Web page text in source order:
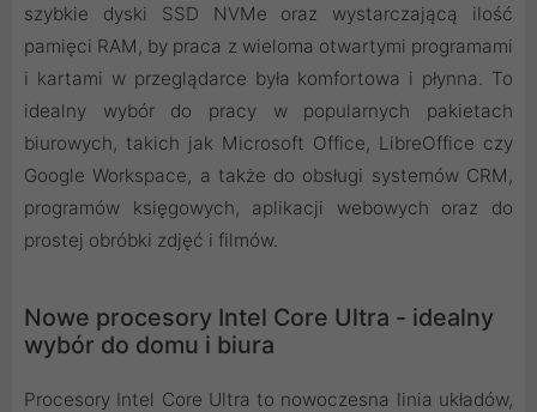
szybkie dyski SSD NVMe oraz wystarczającą ilość
pamięci RAM, by praca z wieloma otwartymi programami
i kartami w przeglądarce była komfortowa i płynna. To
idealny wybór do pracy w popularnych pakietach
biurowych, takich jak Microsoft Office, LibreOffice czy
Google Workspace, a także do obsługi systemów CRM,
programów księgowych, aplikacji webowych oraz do
prostej obróbki zdjęć i filmów.
Nowe procesory Intel Core Ultra - idealny
wybór do domu i biura
Procesory Intel Core Ultra to nowoczesna linia układów,